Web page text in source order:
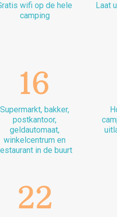
wifi op de hele
camping
Laat
16
Supermarkt, bakker,
postkantoor,
geldautomaat,
winkelcentrum en
in de buurt
22